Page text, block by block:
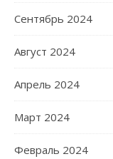
Сентябрь 2024
Август 2024
Апрель 2024
Март 2024
Февраль 2024